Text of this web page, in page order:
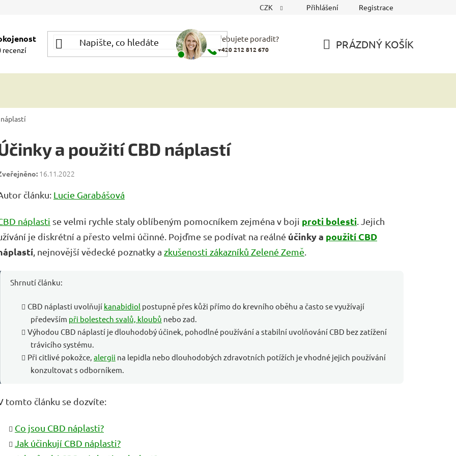
CZK Přihlášení Registrace
recenzí
Potřebujete poradit?
+420 212 812 670 PRÁZDNÝ KOŠÍK
a použití CBD náplastí
16.11.2022
článku: Lucie Garabášová
náplasti se velmi rychle staly oblíbeným pomocníkem zejména v boji proti bolesti . Jejich
je diskrétní a přesto velmi účinné. Pojďme se podívat na reálné účinky a použití CBD
, nejnovější vědecké poznatky a zkušenosti zákazníků Zelené Země
Shrnutí článku:
CBD náplasti uvolňují kanabidiol postupně přes kůži přímo do krevního oběhu a často se využívají
především při bolestech svalů, kloubů nebo zad.
Výhodou CBD náplastí je dlouhodobý účinek, pohodlné používání a stabilní uvolňování CBD bez zatížení
trávicího systému.
Při citlivé pokožce, alergii na lepidla nebo dlouhodobých zdravotních potížích je vhodné jejich používání
konzultovat s odborníkem.
tomto článku se dozvíte:
Co jsou CBD náplasti?
Jak účinkují CBD náplasti?